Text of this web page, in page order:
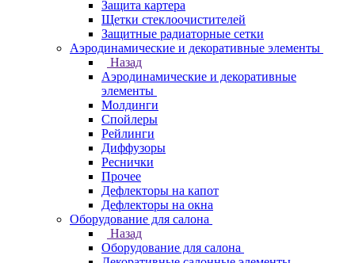
Защита картера
Щетки стеклоочистителей
Защитные радиаторные сетки
Аэродинамические и декоративные элементы
Назад
Аэродинамические и декоративные
элементы
Молдинги
Спойлеры
Рейлинги
Диффузоры
Реснички
Прочее
Дефлекторы на капот
Дефлекторы на окна
Оборудование для салона
Назад
Оборудование для салона